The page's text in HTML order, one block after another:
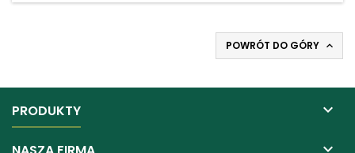
POWRÓT DO GÓRY 
PRODUKTY 
